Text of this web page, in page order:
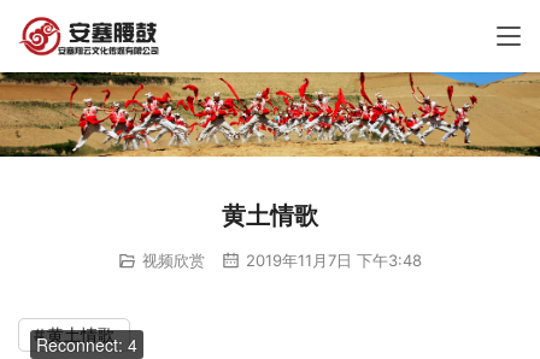
黄土情歌
视频欣赏 2019年11月7日 下午3:48
Reconnect: 4
黄土情歌